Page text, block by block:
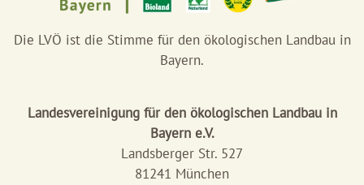
Die LVÖ ist die Stimme für den ökologischen Landbau in
Bayern.
Landesvereinigung für den ökologischen Landbau in
Bayern e.V.
Landsberger Str. 527
81241 München